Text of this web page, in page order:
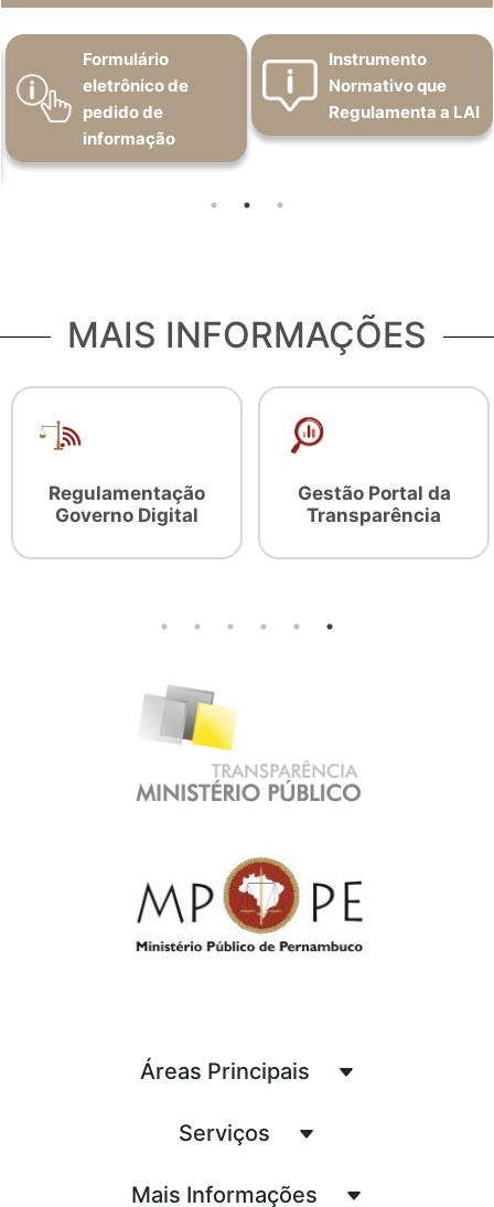
Formulário
eletrônico de
pedido de
informação
Instrumento
Normativo que
Regulamenta a LAI
MAIS INFORMAÇÕES
Regulamentação
Governo Digital
Gestão Portal da
Transparência
Áreas Principais
Serviços
Mais Informações